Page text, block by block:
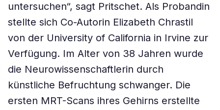
untersuchen“, sagt Pritschet. Als Probandin
stellte sich Co-Autorin Elizabeth Chrastil
von der University of California in Irvine zur
Verfügung. Im Alter von 38 Jahren wurde
die Neurowissenschaftlerin durch
künstliche Befruchtung schwanger. Die
ersten MRT-Scans ihres Gehirns erstellte